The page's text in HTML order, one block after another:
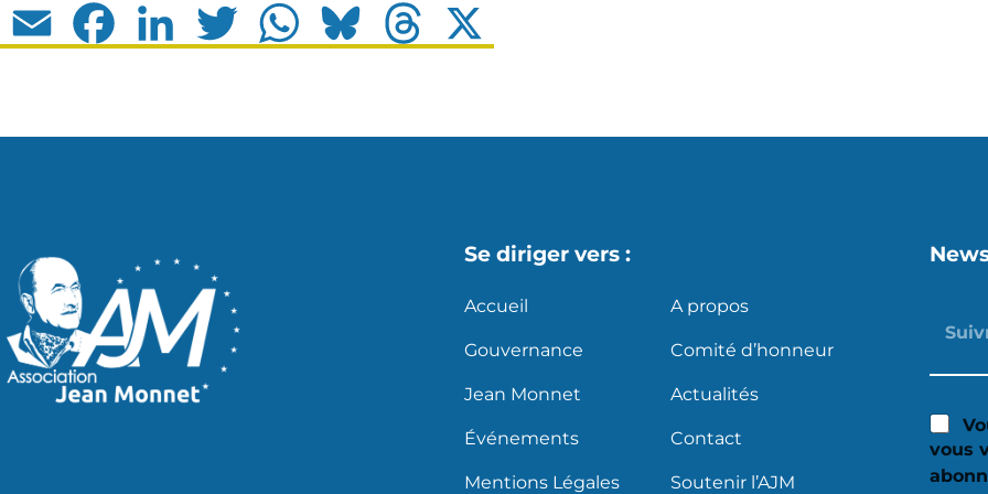
Email FacebookLinkedIn Twitter WhatsAppBluesky Threads
Se diriger vers :
Accueil A propos
Gouvernance Comité d’honneur
Jean Monnet Actualités
Événements Contact
Mentions Légales Soutenir l’AJM
vous